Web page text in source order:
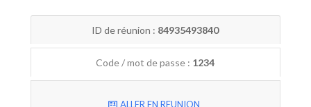
ID de réunion : 84935493840
Code / mot de passe : 1234
ALLER EN REUNION